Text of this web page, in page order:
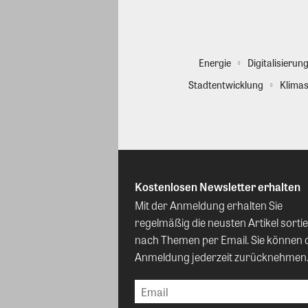
Energie Digitalisierung
Stadtentwicklung
Kostenlosen Newsletter erhalten
Mit der Anmeldung erhalten Sie
regelmäßig die neusten Artikel
nach Themen per Email. Sie können
Anmeldung jederzeit zurücknehmen.